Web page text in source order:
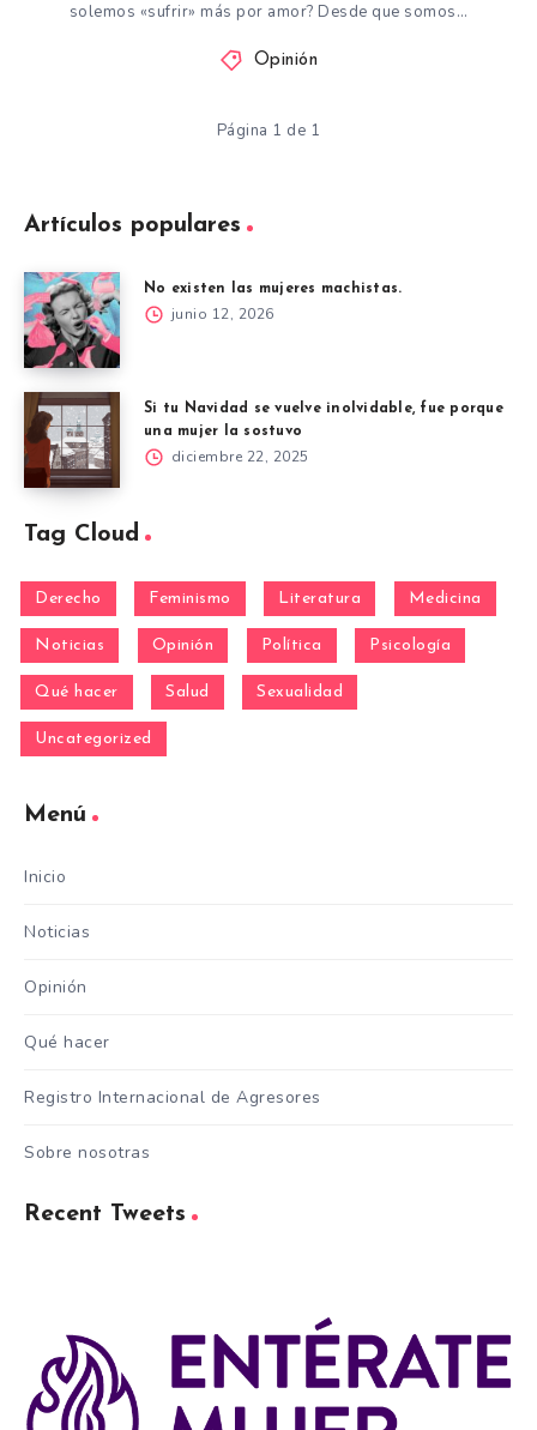
solemos «sufrir» más por amor? Desde que somos…
Opinión
Página 1 de 1
Artículos populares
No existen las mujeres machistas.
junio 12, 2026
Si tu Navidad se vuelve inolvidable, fue porque
una mujer la sostuvo
diciembre 22, 2025
Tag Cloud
Derecho Feminismo Literatura Medicina
Noticias Opinión Política Psicología
Qué hacer Salud Sexualidad
Uncategorized
Menú
Inicio
Noticias
Opinión
Qué hacer
Registro Internacional de Agresores
Sobre nosotras
Recent Tweets